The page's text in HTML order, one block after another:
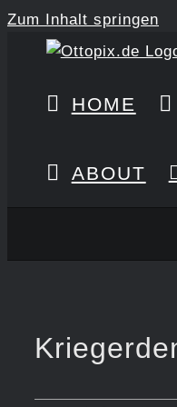
Zum Inhalt springen
HOME
ABOUT